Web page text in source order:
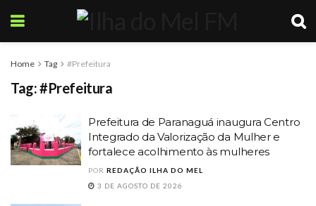
Home Tag #Prefeitura
Tag:#Prefeitura
Prefeitura de Paranaguá inaugura Centro
Integrado da Valorização da Mulher e
fortalece acolhimento às mulheres
POR REDAÇÃO ILHA DO MEL
3 DE AGOSTO DE 2026